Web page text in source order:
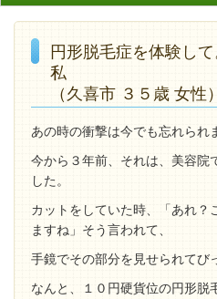
円形脱毛症を体験し
私
（久喜市 ３５歳 女性）
あの時の衝撃は今でも忘れられ
今から３年前、それは、美容院
した。
カットをしていた時、「あれ？
ますね」そう言われて、
手鏡でその部分を見せられてび
なんと、１０円硬貨位の円形脱